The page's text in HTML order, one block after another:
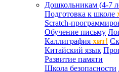
Дошкольникам (4-7
Подготовка к школе
Scratch-
Обучение письму
Каллиграфия хит!
Китайский язык
Развитие памяти
Школа безопасности